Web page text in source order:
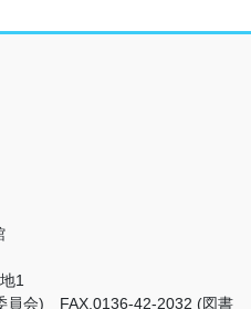
1
員会) FAX.0136-42-2032 (図書